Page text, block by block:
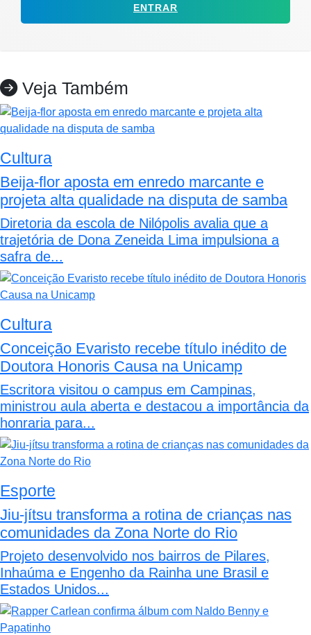
ENTRAR
Veja Também
Cultura
Beija-flor aposta em enredo marcante e
projeta alta qualidade na disputa de samba
Diretoria da escola de Nilópolis avalia que a
trajetória de Dona Zeneida Lima impulsiona a
safra de...
Cultura
Conceição Evaristo recebe título inédito de
Doutora Honoris Causa na Unicamp
Escritora visitou o campus em Campinas,
ministrou aula aberta e destacou a importância da
honraria para...
Esporte
Jiu-jítsu transforma a rotina de crianças nas
comunidades da Zona Norte do Rio
Projeto desenvolvido nos bairros de Pilares,
Inhaúma e Engenho da Rainha une Brasil e
Estados Unidos...